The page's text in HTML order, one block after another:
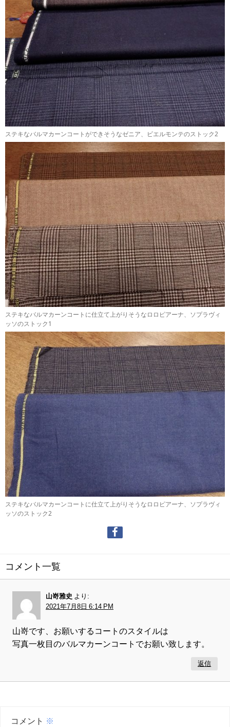
ステキなバルマカーンコートができそうなゼニア、ビエルモンテのストック2
ステキなバルマカーンコートに仕立て上がりそうなロロピアーナ、ソプラヴィ
ッソのストック1
ステキなバルマカーンコートに仕立て上がりそうなロロピアーナ、ソプラヴィ
ッソのストック2
コメント一覧
山嵜雅史 より:
2021年7月8日 6:14 PM
山嵜です、お願いするコートのスタイルは
写真一枚目のバルマカーンコートでお願い致します。
返信
コメント ※